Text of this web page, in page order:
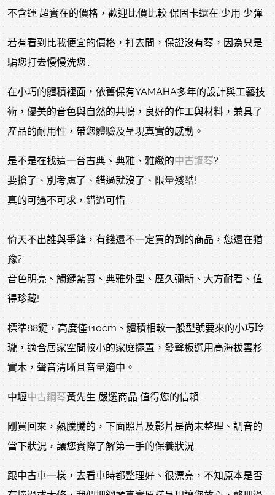
不含運 超實在的價格，歡迎比價比較 保固卡還在 少用 少彈
若有看到比我便宜的價格，打去問，保證沒有琴，因為只是
騙您打去慢慢洗您..
在小巧的體積裡面，依舊保有YAMAHA多年的設計與工藝技
術，優美的音色與自然的共鳴，良好的作工與材料，兼具了
產品的耐用性，帶您體驗及呈現真實的感動。
是不是在找這一台古典、典雅、雅緻的中古鋼琴?
要搶了、別考慮了、錯過就沒了、限量殘酷!
真的可遇不可求，錯過可惜..
倚天不出誰與爭鋒，有錢還不一定買的到的商品，您還在猶
豫?
音色明亮、觸鍵紮實、典雅外型、歷久彌新、大方耐看、值
得珍藏!
標準88鍵，高度僅110cm、體積相較一般型號要來的小巧玲
瓏，適合居家空間較小的家庭擺置，發聲板選用高海拔雲杉
實木，聲音清晰且音量適中。
中壢中古鋼琴黃先生 嚴選商品 值得您的信賴
剛買回來，熱騰騰的，下面照片及影片是尚未整理、調音的
當下狀況，讓您實際了解第一手的保養狀況
跟中古車一樣，去看車時都整理好、很漂亮，不知原本是否